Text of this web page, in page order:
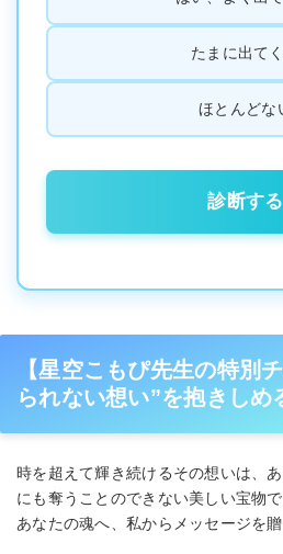
たまに出て
ほとんどな
診断する
【星空こもぴ先生の特別
られない想い”を抱きしめ
時を超えて輝き続けるその想いは、
にも奪うことのできない美しい宝物
あなたの魂へ、私からメッセージを贈